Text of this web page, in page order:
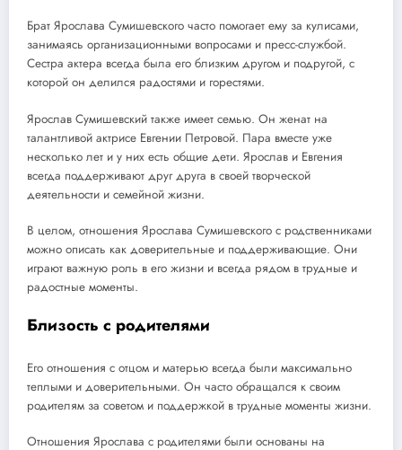
Брат Ярослава Сумишевского часто помогает ему за кулисами,
занимаясь организационными вопросами и пресс-службой.
Сестра актера всегда была его близким другом и подругой, с
которой он делился радостями и горестями.
Ярослав Сумишевский также имеет семью. Он женат на
талантливой актрисе Евгении Петровой. Пара вместе уже
несколько лет и у них есть общие дети. Ярослав и Евгения
всегда поддерживают друг друга в своей творческой
деятельности и семейной жизни.
В целом, отношения Ярослава Сумишевского с родственниками
можно описать как доверительные и поддерживающие. Они
играют важную роль в его жизни и всегда рядом в трудные и
радостные моменты.
Близость с родителями
Его отношения с отцом и матерью всегда были максимально
теплыми и доверительными. Он часто обращался к своим
родителям за советом и поддержкой в трудные моменты жизни.
Отношения Ярослава с родителями были основаны на